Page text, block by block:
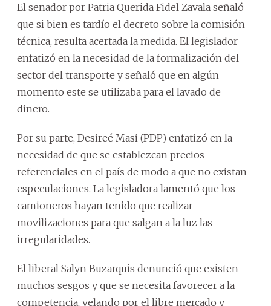
El senador por Patria Querida Fidel Zavala señaló
que si bien es tardío el decreto sobre la comisión
técnica, resulta acertada la medida. El legislador
enfatizó en la necesidad de la formalización del
sector del transporte y señaló que en algún
momento este se utilizaba para el lavado de
dinero.
Por su parte, Desireé Masi (PDP) enfatizó en la
necesidad de que se establezcan precios
referenciales en el país de modo a que no existan
especulaciones. La legisladora lamentó que los
camioneros hayan tenido que realizar
movilizaciones para que salgan a la luz las
irregularidades.
El liberal Salyn Buzarquis denunció que existen
muchos sesgos y que se necesita favorecer a la
competencia, velando por el libre mercado y